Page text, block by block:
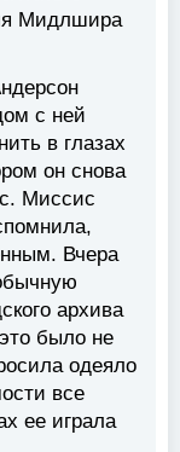
Мидлшира
с ней
в глазах
он снова
Миссис
Вчера
архива
было не
одеяло
все
ее играла